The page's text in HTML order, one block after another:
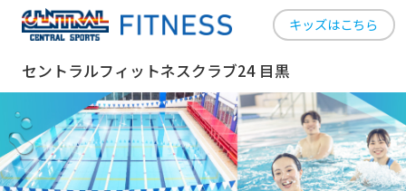
キッズはこちら
セントラルフィットネスクラブ24 目黒